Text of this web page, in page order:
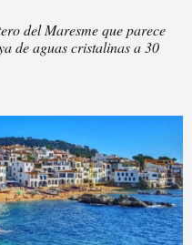
del Maresme que parece
de aguas cristalinas a 30